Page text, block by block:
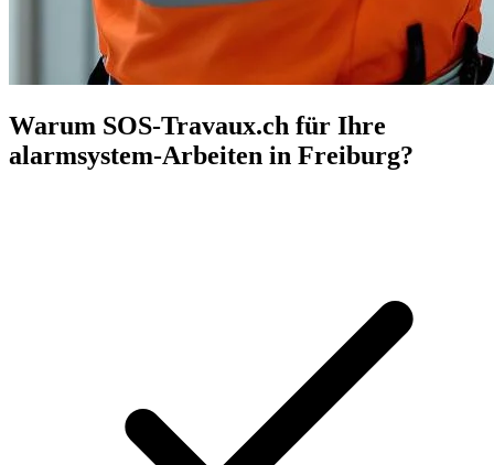
Warum SOS-Travaux.ch für Ihre
alarmsystem-Arbeiten in Freiburg?